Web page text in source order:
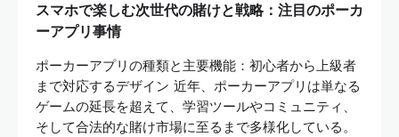
スマホで楽しむ次世代の賭けと戦略：注目のポーカ
ーアプリ事情
ポーカーアプリの種類と主要機能：初心者から上級者
まで対応するデザイン 近年、ポーカーアプリは単なる
ゲームの延長を超えて、学習ツールやコミュニティ、
そして合法的な賭け市場に至るまで多様化している。